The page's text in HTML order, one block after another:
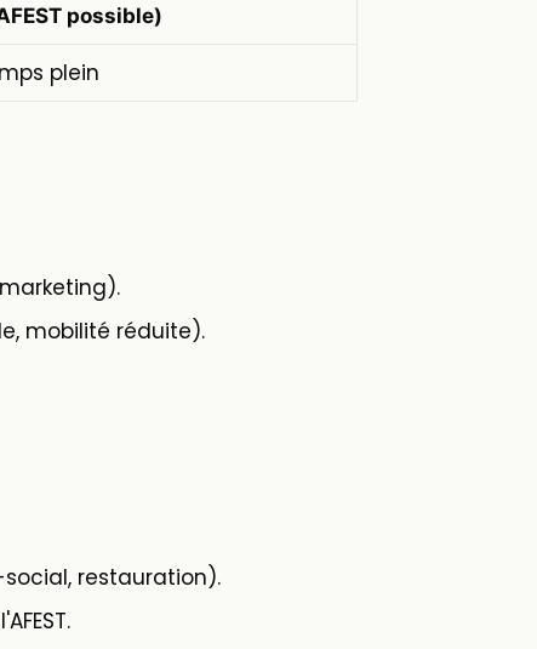
possible)
plein
mobilité réduite).
restauration).